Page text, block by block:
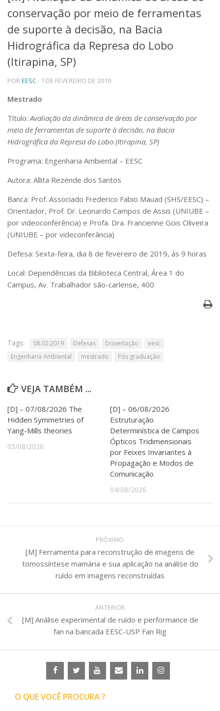
Telefones e Mapas
Pessoas
Ensino
Graduação
Pós-Graduação
Educação a distância
Cursos de Extensão
Pesquisa e Inovação
Centros, Núcleos e Projetos em Rede
Pós-doutorado
Iniciação Científica
Empresas Juniores
Extensão à Comunidade
Artes, Cultura e Esportes
Museus e Espaços Interativos
Serviços
Bibliotecas
Apoio ao Estudante
Segurança, Trânsito e Prevenção
RH, Administrativo e Financeiro
Outros serviços
Agenda de Eventos
conservação por meio de ferramentas
de suporte à decisão, na Bacia
Hidrográfica da Represa do Lobo
(Itirapina, SP)
POREESC · 7 DE FEVEREIRO DE 2019
Mestrado
Título: Avaliação da dinâmica de áreas de conservação por
meio de ferramentas de suporte à decisão, na Bacia
Hidrográfica da Represa do Lobo (Itirapina, SP)
Programa: Engenharia Ambiental – EESC
Autora: Allita Rezende dos Santos
Banca: Prof. Associado Frederico Fabio Mauad (SHS/EESC) –
Orientador, Prof. Dr. Leonardo Campos de Assis (UNIUBE –
por videoconferência) e Profa. Dra. Francienne Gois Oliveira
(UNIUBE – por videconferância)
Defesa: Sexta-feira, dia 8 de fevereiro de 2019, às 9 horas
Local: Dependências da Biblioteca Central, Área 1 do
Campus, Av. Trabalhador são-carlense, 400
Tags: 08.02.2019 Defesas Dissertação
eesc
Engenharia Ambiental
mestrado Pós graduação
VEJA TAMBÉM ...
[D] – 07/08/2026 The
Hidden Symmetries of
Yang-Mills theories
05/08/2026
[D] – 06/08/2026
Estruturação
Determinística de Campos
Ópticos Tridimensionais
por Feixes Invariantes à
Propagação e Modos de
Comunicação
04/08/2026
PRÓXIMO
[M] Ferramenta para reconstrução de imagens de
tomossíntese mamária e sua aplicação na análise do
ruído em imagens reconstruídas
ANTERIOR
[M] Análise experimental de ruído e performance de
fan na bancada EESC-USP Fan Rig
O QUE VOCÊ PROCURA ?